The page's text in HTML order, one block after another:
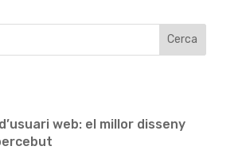
web: el millor disseny